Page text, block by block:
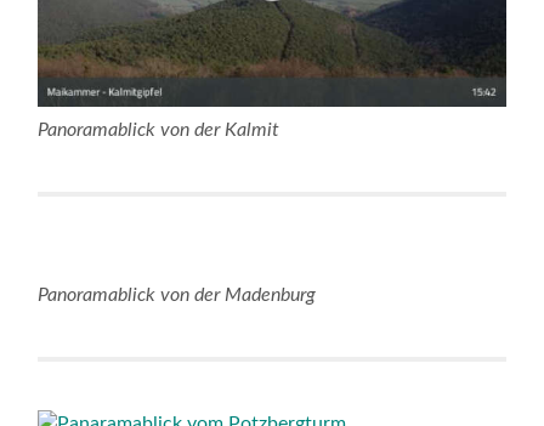
Panoramablick von der Kalmit
Panoramablick von der Madenburg